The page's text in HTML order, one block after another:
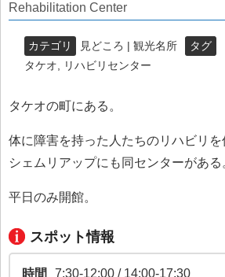
Rehabilitation Center
カテゴリ 見どころ | 観光名所
タグ
タケオ
リハビリセンター
タケオの町にある。
体に障害を持った人たちのリハビリ
シェムリアップにも同センターがある
平日のみ開館。
スポット情報
時間 7:30-12:00 / 14:00-17:30